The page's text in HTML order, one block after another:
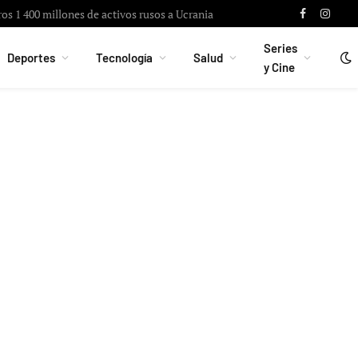
1 400 millones de activos rusos a Ucrania Facebook
Deportes Tecnología Salud
Series
y Cine